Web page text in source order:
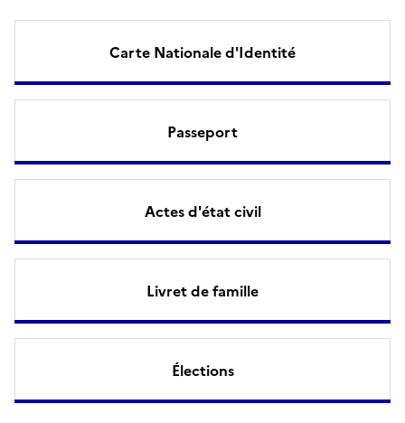
Carte Nationale d'Identité
Passeport
Actes d'état civil
Livret de famille
Élections